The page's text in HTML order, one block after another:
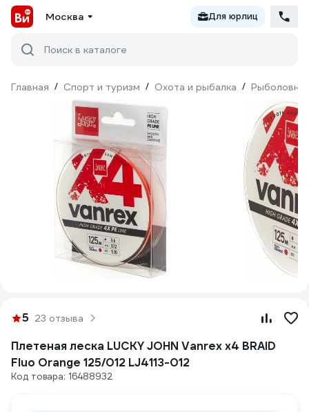
Москва Для юрлиц
Поиск в каталоге
Главная / Спорт и туризм / Охота и рыбалка /
5 23 отзыва
Плетеная леска LUCKY JOHN Vanrex х4 BRAID
Fluo Orange 125/012 LJ4113-012
Код товара: 16488932